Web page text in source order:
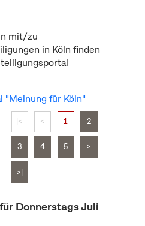
mit/zu
in Köln finden
"Meinung für Köln"
|< < 1 2
3 4 5 >
>|
Donnerstags Juli